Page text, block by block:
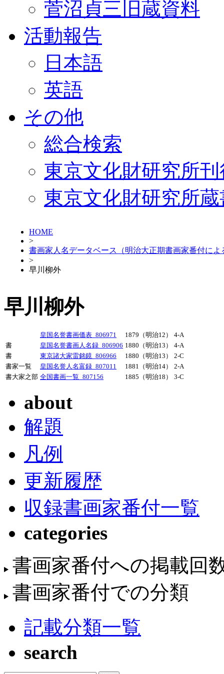
菅沼貞三旧蔵資料
活動報告
日本語
英語
その他
総合検索
東京文化財研究所
東京文化財研究所
HOME
>
書画家人名データベース（明治大正期書画家番付によ
>
早川柳外
早川柳外
皇国名誉書画価表_806971 1879（明治12）
4-A
書
皇国名誉書画人名録_806906 1880（明治13）
4-A
書
東京諸大家雷銘鏡_806966 1880（明治13）
2-C
書家一覧
皇国名誉人名富録_807011 1881（明治14）
2-A
書大家之部 全国書画一覧_807156 1885（明治18） 3-C
about
解題
凡例
更新履歴
収録書画家番付一覧
categories
書画家番付への掲載回
書画家番付での分類
記載分類一覧
search